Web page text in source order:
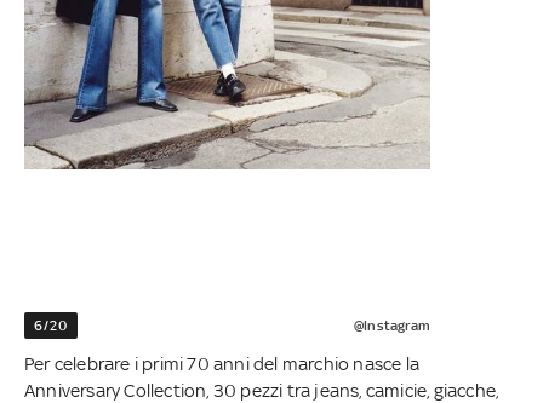
6/20 @Instagram
Per celebrare i primi 70 anni del marchio nasce la
Anniversary Collection, 30 pezzi tra jeans, camicie, giacche,